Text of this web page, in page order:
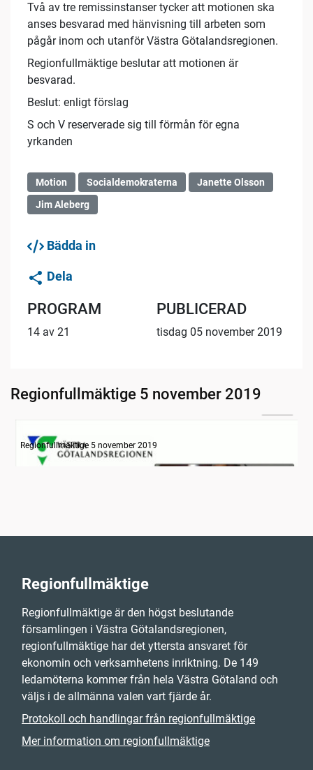
Två av tre remissinstanser tycker att motionen ska
anses besvarad med hänvisning till arbeten som
pågår inom och utanför Västra Götalandsregionen.
Regionfullmäktige beslutar att motionen är
besvarad.
Beslut: enligt förslag
S och V reserverade sig till förmån för egna
yrkanden
Motion Socialdemokraterna
Janette Olsson
Jim Aleberg
Bädda in
Dela
PROGRAM
14 av 21
PUBLICERAD
tisdag 05 november 2019
Regionfullmäktige 5 november 2019
Information
Regionfullmäktige 5 november 2019
Regionfullmäktige
Regionfullmäktige är den högst beslutande
församlingen i Västra Götalandsregionen,
regionfullmäktige har det yttersta ansvaret för
ekonomin och verksamhetens inriktning. De 149
ledamöterna kommer från hela Västra Götaland och
väljs i de allmänna valen vart fjärde år.
Protokoll och handlingar från regionfullmäktige
Mer information om regionfullmäktige